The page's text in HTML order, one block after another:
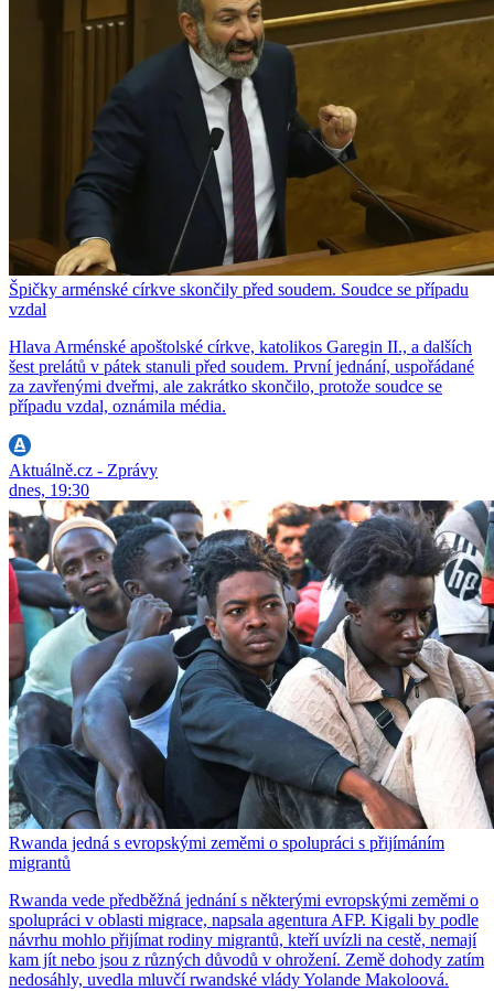
Špičky arménské církve skončily před soudem. Soudce se případu
vzdal
Hlava Arménské apoštolské církve, katolikos Garegin II., a dalších
šest prelátů v pátek stanuli před soudem. První jednání, uspořádané
za zavřenými dveřmi, ale zakrátko skončilo, protože soudce se
případu vzdal, oznámila média.
Aktuálně.cz - Zprávy
dnes, 19:30
Rwanda jedná s evropskými zeměmi o spolupráci s přijímáním
migrantů
Rwanda vede předběžná jednání s některými evropskými zeměmi o
spolupráci v oblasti migrace, napsala agentura AFP. Kigali by podle
návrhu mohlo přijímat rodiny migrantů, kteří uvízli na cestě, nemají
kam jít nebo jsou z různých důvodů v ohrožení. Země dohody zatím
nedosáhly, uvedla mluvčí rwandské vlády Yolande Makoloová.